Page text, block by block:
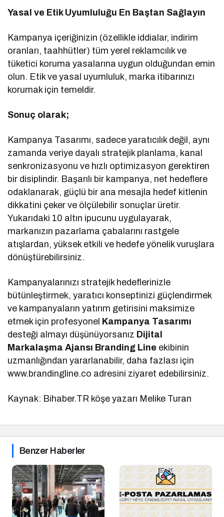
Yasal ve Etik Uyumluluğu En Baştan Sağlayın
Kampanya içeriğinizin (özellikle iddialar, indirim
oranları, taahhütler) tüm yerel reklamcılık ve
tüketici koruma yasalarına uygun olduğundan emin
olun. Etik ve yasal uyumluluk, marka itibarınızı
korumak için temeldir.
Sonuç olarak;
Kampanya Tasarımı, sadece yaratıcılık değil, aynı
zamanda veriye dayalı stratejik planlama, kanal
senkronizasyonu ve hızlı optimizasyon gerektiren
bir disiplindir. Başarılı bir kampanya, net hedeflere
odaklanarak, güçlü bir ana mesajla hedef kitlenin
dikkatini çeker ve ölçülebilir sonuçlar üretir.
Yukarıdaki 10 altın ipucunu uygulayarak,
markanızın pazarlama çabalarını rastgele
atışlardan, yüksek etkili ve hedefe yönelik vuruşlara
dönüştürebilirsiniz.
Kampanyalarınızı stratejik hedeflerinizle
bütünleştirmek, yaratıcı konseptinizi güçlendirmek
ve kampanyaların yatırım getirisini maksimize
etmek için profesyonel Kampanya Tasarımı
desteği almayı düşünüyorsanız Dijital
Markalaşma Ajansı Branding Line ekibinin
uzmanlığından yararlanabilir, daha fazlası için
www.brandingline.co adresini ziyaret edebilirsiniz.
Kaynak: Bihaber.TR köşe yazarı Melike Turan
Benzer Haberler